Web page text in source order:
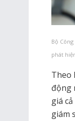
Bộ
phát
Theo
động
giá
giám